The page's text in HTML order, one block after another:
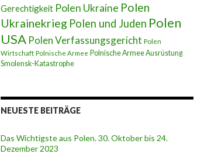
Gerechtigkeit Polen Ukraine Polen
Ukrainekrieg Polen und Juden Polen
USA Polen Verfassungsgericht Polen
Wirtschaft Polnische Armee Polnische Armee Ausrüstung
Smolensk-Katastrophe
NEUESTE BEITRÄGE
Das Wichtigste aus Polen. 30. Oktober bis 24.
Dezember 2023